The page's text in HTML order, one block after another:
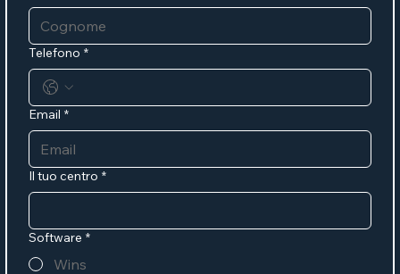
Telefono *
Email *
Il tuo centro *
Software *
Wins